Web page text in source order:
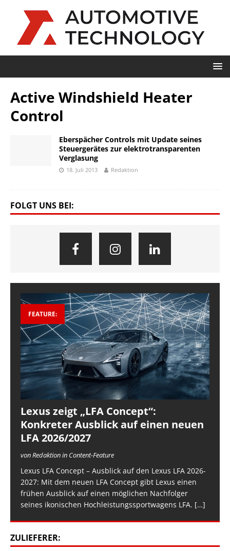
Active Windshield Heater
Control
Eberspächer Controls mit Update seines
Steuergerätes zur elektrotransparenten
Verglasung
18. Juli 2013 Redaktion
FOLGT UNS BEI:
FEATURE:
Lexus zeigt „LFA Concept“:
Konkreter Ausblick auf einen neuen
LFA 2026/2027
von Redaktion in Content-Feature
Lexus LFA Concept – Ausblick auf den Lexus LFA 2026-
2027: Mit dem neuen LFA Concept gibt Lexus einen
frühen Ausblick auf einen möglichen Nachfolger
seines ikonischen Hochleistungssportwagens LFA. […]
ZULIEFERER: